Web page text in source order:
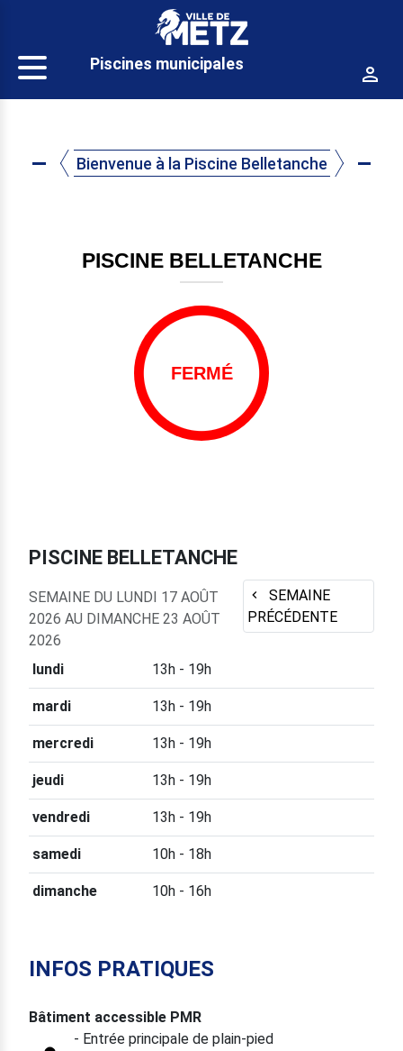
Piscines municipales
Bienvenue à la Piscine Belletanche
PISCINE BELLETANCHE
FERMÉ
PISCINE BELLETANCHE
SEMAINE DU LUNDI 17 AOÛT
2026 AU DIMANCHE 23 AOÛT
2026
SEMAINE
PRÉCÉDENTE
lundi 13h - 19h
mardi 13h - 19h
mercredi 13h - 19h
jeudi 13h - 19h
vendredi 13h - 19h
samedi 10h - 18h
dimanche 10h - 16h
INFOS PRATIQUES
Bâtiment accessible PMR
- Entrée principale de plain-pied
Panneau de gestion des cookies